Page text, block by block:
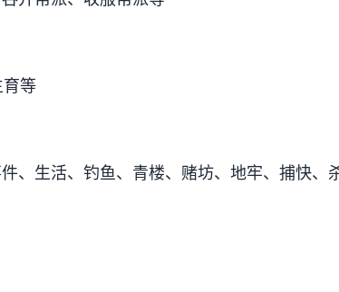
育等
、生活、钓鱼、青楼、赌坊、地牢、捕快、